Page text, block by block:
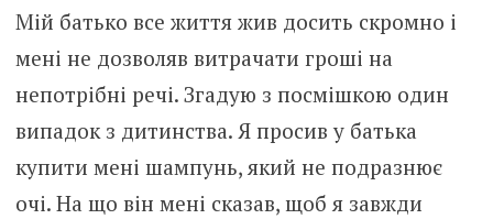
Мій батько все життя жив досить скромно і
мені не дозволяв витрачати гроші на
непотрібні речі. Згадую з посмішкою один
випадок з дитинства. Я просив у батька
купити мені шампунь, який не подразнює
очі. На що він мені сказав, щоб я завжди